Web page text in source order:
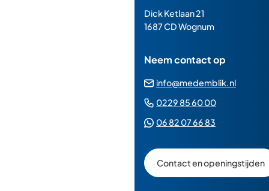
de
paginainhoud
Dick Ketlaan 21
1687 CD Wognum
Neem contact op
info@medemblik.nl
0229 85 60 00(Verwijst
06 82 07 66 83
een
Whatsapp
Contact en openingstijden